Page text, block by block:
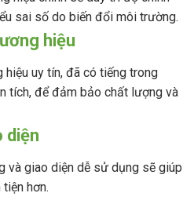
sai số do biến đổi môi trường.
hiệu
uy tín, đã có tiếng trong
tích, để đảm bảo chất lượng và
diện
và giao diện dễ sử dụng sẽ giúp
hơn.